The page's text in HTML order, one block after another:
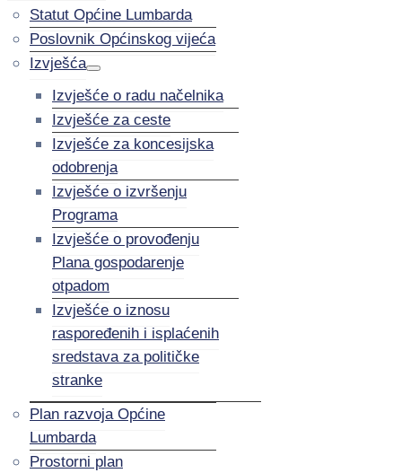
Statut Općine Lumbarda
Poslovnik Općinskog vijeća
Izvješća
Izvješće o radu načelnika
Izvješće za ceste
Izvješće za koncesijska
odobrenja
Izvješće o izvršenju
Programa
Izvješće o provođenju
Plana gospodarenje
otpadom
Izvješće o iznosu
raspoređenih i isplaćenih
sredstava za političke
stranke
Plan razvoja Općine
Lumbarda
Prostorni plan